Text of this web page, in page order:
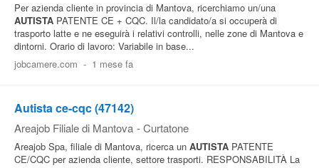
Per azienda cliente in provincia di Mantova, ricerchiamo un/una
AUTISTA PATENTE CE + CQC. Il/la candidato/a si occuperà di
trasporto latte e ne eseguirà i relativi controlli, nelle zone di Mantova e
dintorni. Orario di lavoro: Variabile in base...
jobcamere.com - 1 mese fa
Autista ce-cqc (47142)
Areajob Filiale di Mantova - Curtatone
Areajob Spa, filiale di Mantova, ricerca un AUTISTA PATENTE
CE/CQC per azienda cliente, settore trasporti. RESPONSABILITÀ La